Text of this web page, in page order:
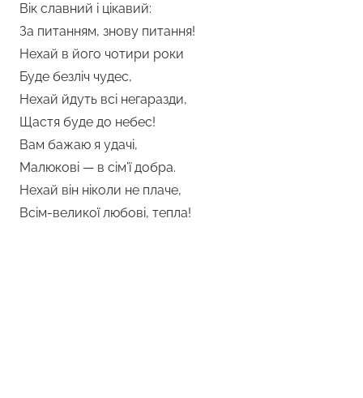
Вік славний і цікавий:
За питанням, знову питання!
Нехай в його чотири роки
Буде безліч чудес,
Нехай йдуть всі негаразди,
Щастя буде до небес!
Вам бажаю я удачі,
Малюкові — в сім’ї добра.
Нехай він ніколи не плаче,
Всім-великої любові, тепла!